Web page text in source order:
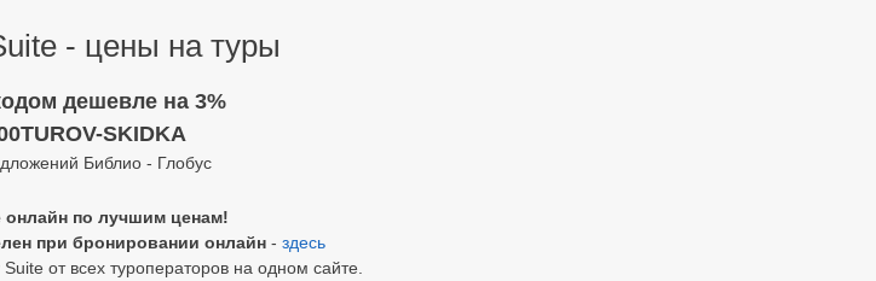
- цены на туры
дешевле на 3%
SKIDKA
Библио - Глобус
онлайн по лучшим ценам!
при бронировании онлайн - здесь
от всех туроператоров на одном сайте.